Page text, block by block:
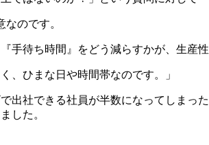
のです。
手待ち時間』をどう減らすかが、生産性
、ひまな日や時間帯なのです。」
出社できる社員が半数になってしま
した。